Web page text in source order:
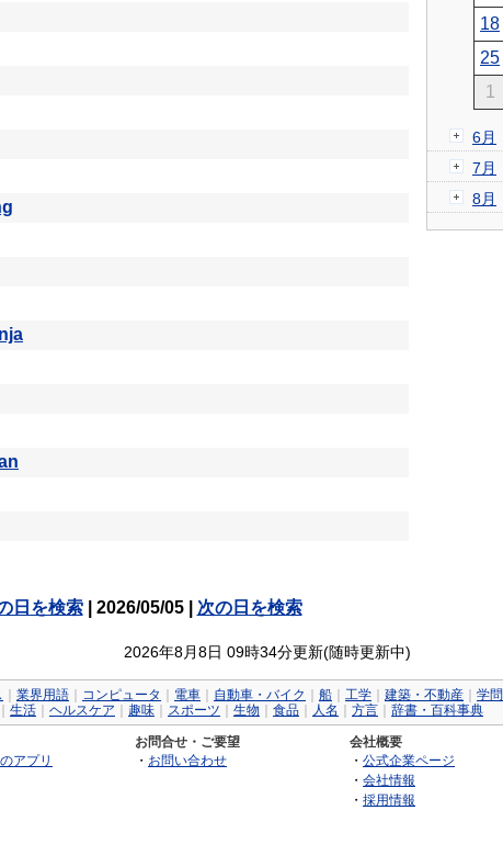
日を検索| 2026/05/05 | 次の日を検索
2026年8月8日 09時34分更新(随時更新中)
18
25
1
6月
7月
8月
業界用語 コンピュータ 電車 自動車・バイク 船 工学 建築・不動産
学問
生活 ヘルスケア 趣味 スポーツ 生物 食品 人名 方言 辞書・百科事典
アプリ
お問合せ・ご要望
・ お問い合わせ
会社概要
・ 公式企業ページ
・ 会社情報
・ 採用情報